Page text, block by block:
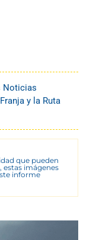
Noticias
y la Ruta
que pueden
estas imágenes
informe